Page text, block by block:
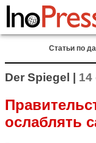
Статьи по
Der Spiegel | 14
ослаблять